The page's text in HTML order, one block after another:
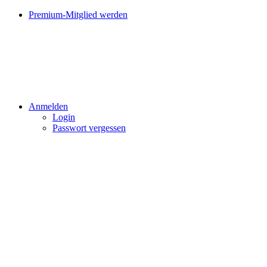
Premium-Mitglied werden
Anmelden
Login
Passwort vergessen